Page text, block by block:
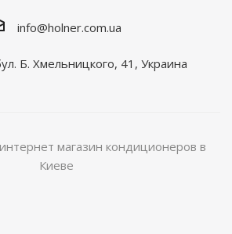
info@holner.com.ua
Б. Хмельницкого, 41, Украина
магазин кондиционеров в
Киеве